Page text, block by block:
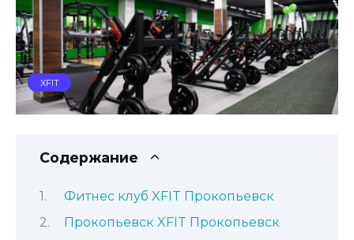
XFIT
Содержание
Фитнес клуб XFIT Прокопьевск
Прокопьевск XFIT Прокопьевск